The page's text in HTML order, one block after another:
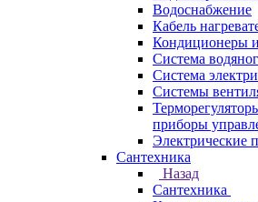
Водоснабжение
Кабель
Кондиционеры
Система
Система
Системы
приборы
Электрические
Сантехника
Назад
Сантехника